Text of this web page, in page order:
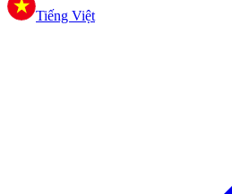
Tiếng Việt